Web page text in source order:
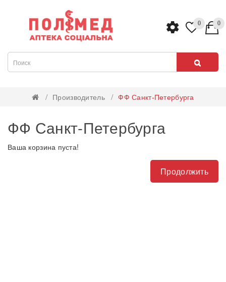
0 0
Производитель ФФ Санкт-Петербурга
ФФ Санкт-Петербурга
Ваша корзина пуста!
Продолжить